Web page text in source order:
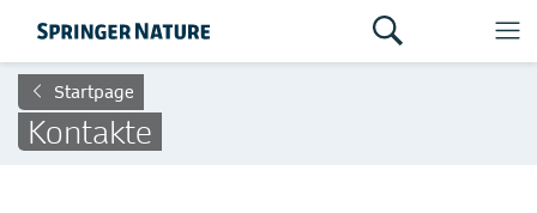
Startpage
Kontakte